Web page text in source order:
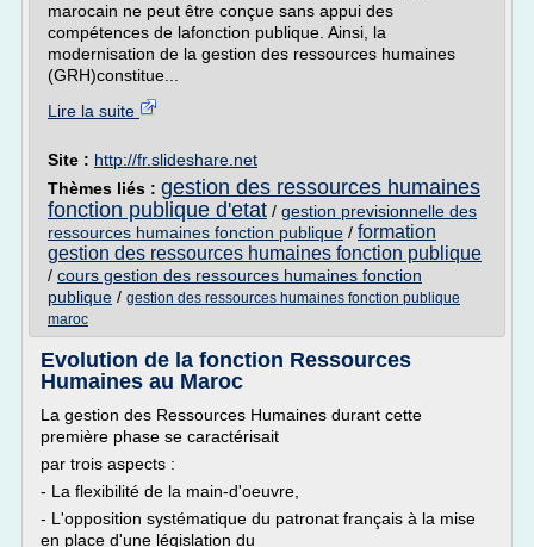
marocain ne peut être conçue sans appui des
compétences de lafonction publique. Ainsi, la
modernisation de la gestion des ressources humaines
(GRH)constitue...
Lire la suite
Site : http://fr.slideshare.net
Thèmes liés : gestion des ressources humaines
fonction publique d'etat / gestion previsionnelle des
ressources humaines fonction publique / formation
gestion des ressources humaines fonction publique
/ cours gestion des ressources humaines fonction
publique / gestion des ressources humaines fonction publique
maroc
Evolution de la fonction Ressources
Humaines au Maroc
La gestion des Ressources Humaines durant cette
première phase se caractérisait
par trois aspects :
- La flexibilité de la main-d'oeuvre,
- L'opposition systématique du patronat français à la mise
en place d'une législation du